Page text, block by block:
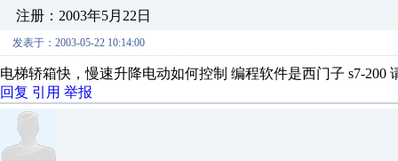
注册：2003年5月22日
发表于：2003-05-22 10:14:00
电梯轿箱快，慢速升降电动如何控制 编程软件是西门子 s7-200
回复 引用 举报